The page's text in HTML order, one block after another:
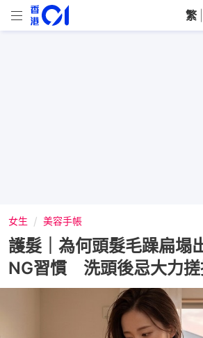
繁
女生 美容手帳
護髮｜為何頭髮毛躁扁塌
NG習慣 洗頭後忌大力